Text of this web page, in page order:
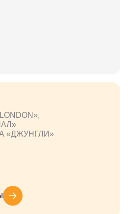
«ДЖУНГЛИ»